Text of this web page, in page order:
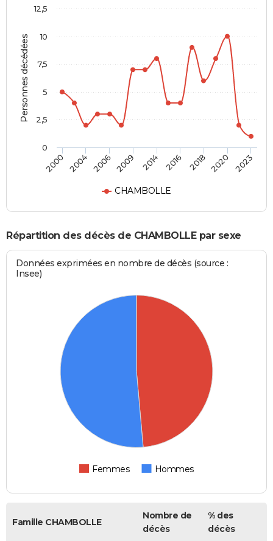
Personnes décédées
CHAMBOLLE
2000 2004 2006 2009 2014 2016 2018 2020 2023
0
2,5
5
7,5
10
12,5
Répartition des décès de CHAMBOLLE par sexe
Données exprimées en nombre de décès (source :
Insee)
Femmes Hommes
Famille CHAMBOLLE
Nombre de
décès
% des
décès